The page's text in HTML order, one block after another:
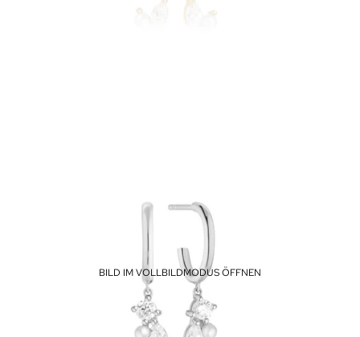
BILD IM VOLLBILDMODUS ÖFFNEN